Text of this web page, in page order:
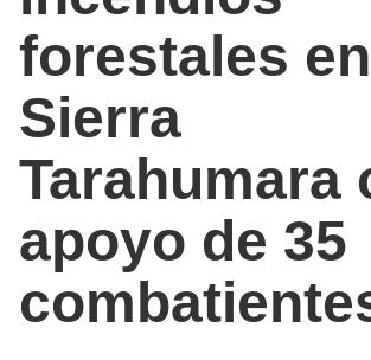
forestales
Sierra
Tarahumara
apoyo de 35